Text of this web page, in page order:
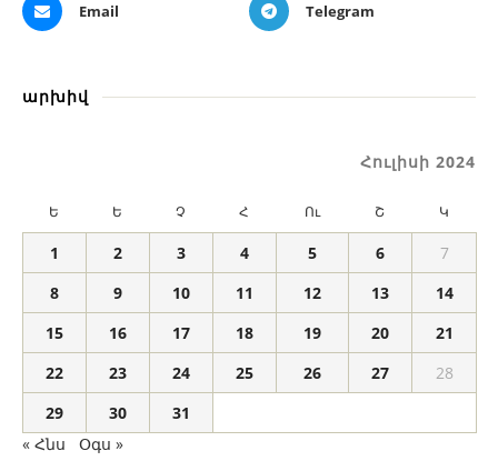
Email Telegram
արխիվ
Հուլիսի 2024
Ե Ե Չ Հ Ու Շ Կ
1 2 3 4 5 6
7
8
9 10 11 12 13
14
15
16 17 18 19 20
21
22
23 24 25 26 27
28
29
30
31
« Հնս
Օգս »